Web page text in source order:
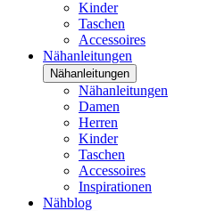
Kinder
Taschen
Accessoires
Nähanleitungen
Nähanleitungen
Nähanleitungen
Damen
Herren
Kinder
Taschen
Accessoires
Inspirationen
Nähblog